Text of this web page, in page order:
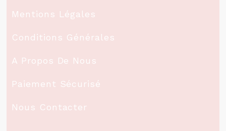
Mentions Légales
Conditions Générales
A Propos De Nous
Paiement Sécurisé
Nous Contacter